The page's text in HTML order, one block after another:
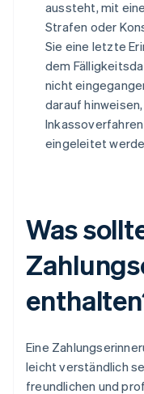
aussteht, mit
Strafen oder
Sie eine letzte
dem
nicht
darauf
eingeleitet
Was
Eine
leicht verständlich
freundlichen und